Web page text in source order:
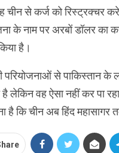
चीन से कर्ज को रिस्‍ट्रक्‍चर
के नाम पर अरबों डॉलर का
है।
परियोजनाओं से पाकिस्‍तान के
है लेकिन वह ऐसा नहीं कर पा
है कि चीन अब हिंद